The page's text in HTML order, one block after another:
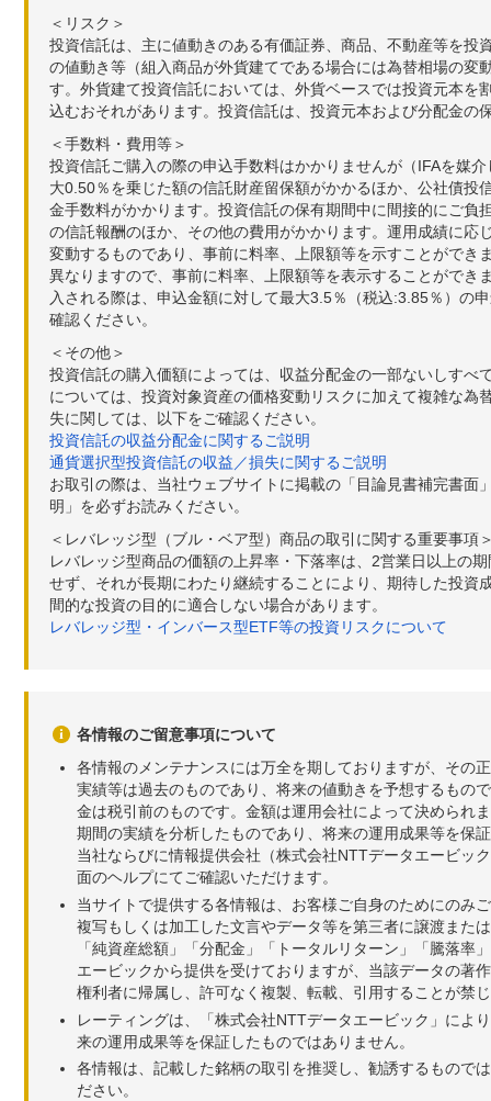
＜リスク＞
投資信託は、主に値動きのある有価証券、商品、不動産等を
の値動き等（組入商品が外貨建てである場合には為替相場の
す。外貨建て投資信託においては、外貨ベースでは投資元本
込むおそれがあります。投資信託は、投資元本および分配金の
＜手数料・費用等＞
投資信託ご購入の際の申込手数料はかかりませんが（IFAを媒
大0.50％を乗じた額の信託財産留保額がかかるほか、公社債
金手数料がかかります。投資信託の保有期間中に間接的にご
の信託報酬のほか、その他の費用がかかります。運用成績に
変動するものであり、事前に料率、上限額等を示すことがで
異なりますので、事前に料率、上限額等を表示することがで
入される際は、申込金額に対して最大3.5％（税込:3.85％）の
確認ください。
＜その他＞
投資信託の購入価額によっては、収益分配金の一部ないしす
については、投資対象資産の価格変動リスクに加えて複雑な
失に関しては、以下をご確認ください。
投資信託の収益分配金に関するご説明
通貨選択型投資信託の収益／損失に関するご説明
お取引の際は、当社ウェブサイトに掲載の「目論見書補完書
明」を必ずお読みください。
＜レバレッジ型（ブル・ベア型）商品の取引に関する重要事項
レバレッジ型商品の価額の上昇率・下落率は、2営業日以上の
せず、それが長期にわたり継続することにより、期待した投
間的な投資の目的に適合しない場合があります。
レバレッジ型・インバース型ETF等の投資リスクについて
各情報のご留意事項について
各情報のメンテナンスには万全を期しておりますが、その
実績等は過去のものであり、将来の値動きを予想するもの
金は税引前のものです。金額は運用会社によって決められ
期間の実績を分析したものであり、将来の運用成果等を保
当社ならびに情報提供会社（株式会社NTTデータエービッ
面のヘルプにてご確認いただけます。
当サイトで提供する各情報は、お客様ご自身のためにのみ
複写もしくは加工した文言やデータ等を第三者に譲渡また
「純資産総額」「分配金」「トータルリターン」「騰落
エービックから提供を受けておりますが、当該データの著
権利者に帰属し、許可なく複製、転載、引用することが禁
レーティングは、「株式会社NTTデータエービック」によ
来の運用成果等を保証したものではありません。
各情報は、記載した銘柄の取引を推奨し、勧誘するもので
ださい。